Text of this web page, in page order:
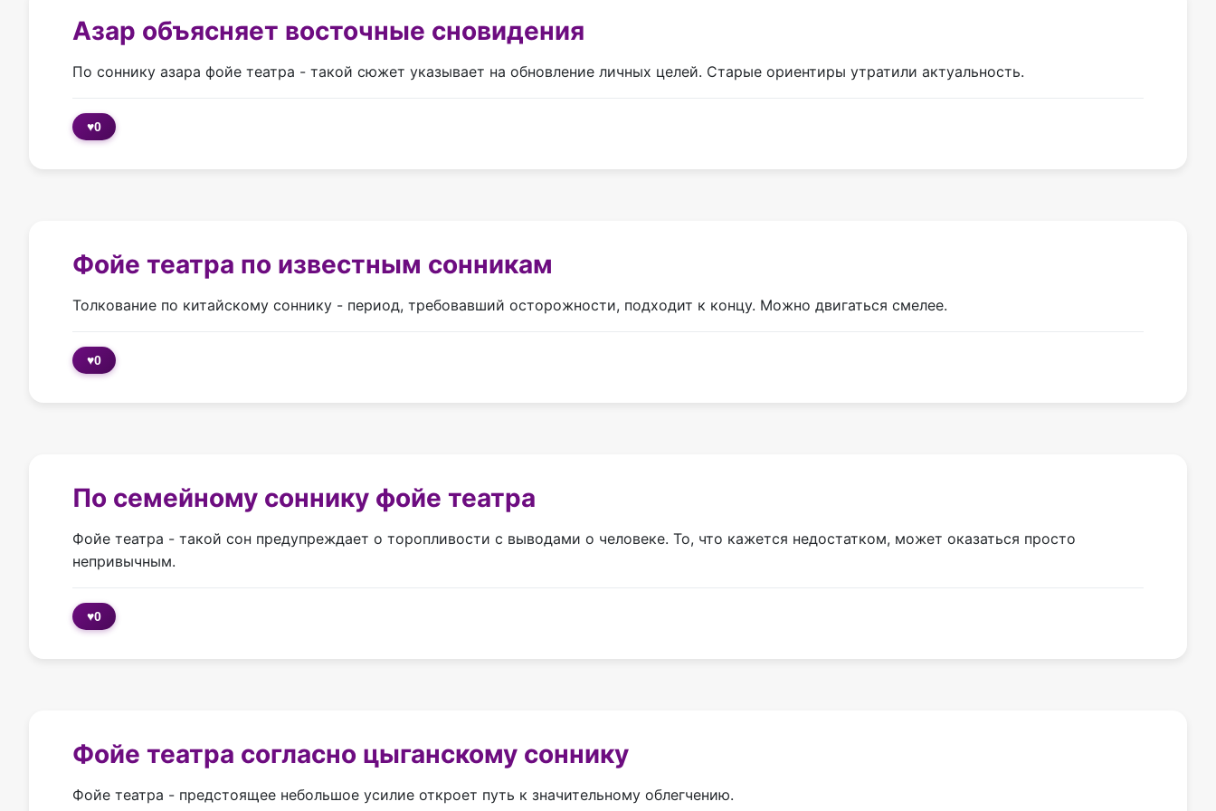
Азар объясняет восточные сновидения
По соннику азара фойе театра - такой сюжет указывает на обновление личных целей. Старые ориентиры утратили актуальность.
♥0
Фойе театра по известным сонникам
Толкование по китайскому соннику - период, требовавший осторожности, подходит к концу. Можно двигаться смелее.
♥0
По cемейному соннику фойе театра
Фойе театра - такой сон предупреждает о торопливости с выводами о человеке. То, что кажется недостатком, может оказаться просто
непривычным.
♥0
Фойе театра согласно цыганскому соннику
Фойе театра - предстоящее небольшое усилие откроет путь к значительному облегчению.